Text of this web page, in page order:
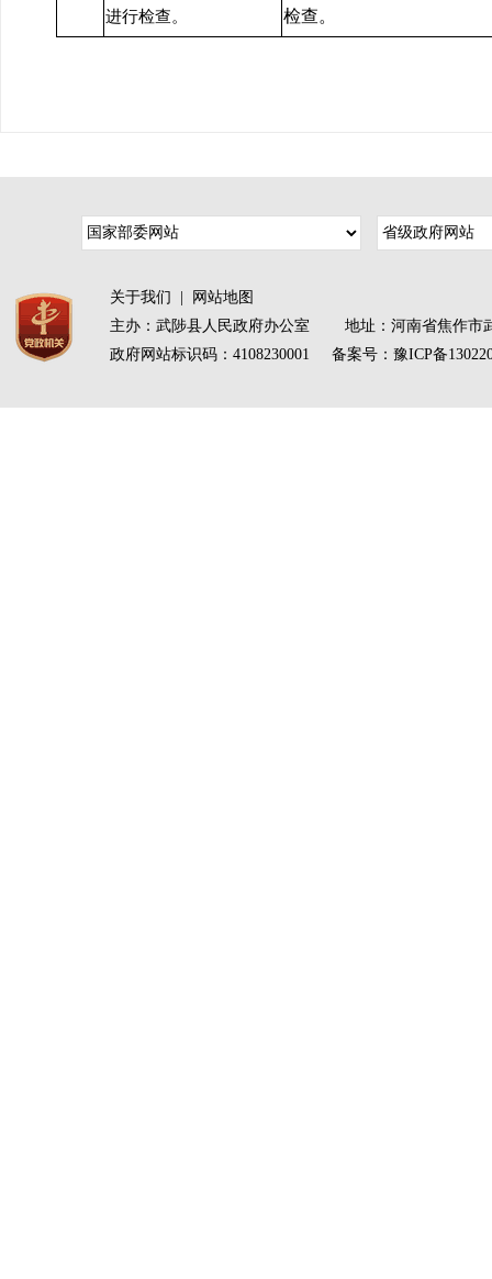
进行检查。 检查。
关于我们
网站地图
主办：武陟县人民政府办公室 地址：河南省焦作市
政府网站标识码：4108230001 备案号： 豫ICP备